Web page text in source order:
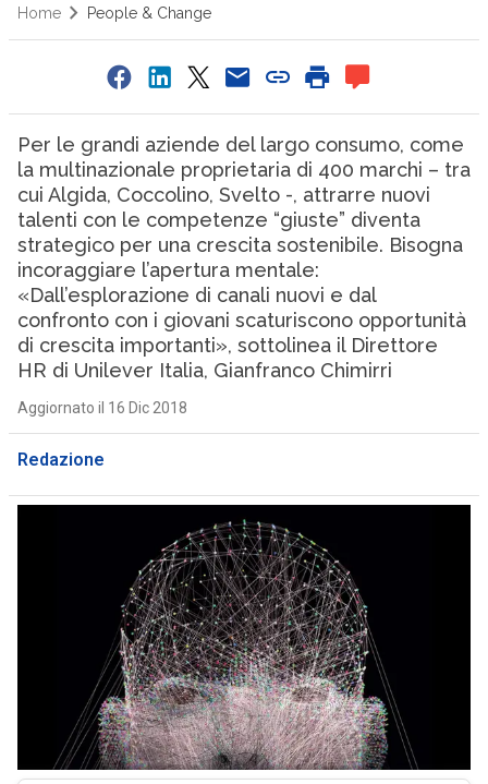
Home People & Change
Per le grandi aziende del largo consumo, come
la multinazionale proprietaria di 400 marchi – tra
cui Algida, Coccolino, Svelto -, attrarre nuovi
talenti con le competenze “giuste” diventa
strategico per una crescita sostenibile. Bisogna
incoraggiare l’apertura mentale:
«Dall’esplorazione di canali nuovi e dal
confronto con i giovani scaturiscono opportunità
di crescita importanti», sottolinea il Direttore
HR di Unilever Italia, Gianfranco Chimirri
Aggiornato il 16 Dic 2018
Redazione